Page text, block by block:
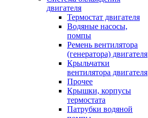
двигателя
Термостат двигателя
Водяные насосы,
помпы
Ремень вентилятора
(генератора) двигателя
Крыльчатки
вентилятора двигателя
Прочее
Крышки, корпусы
термостата
Патрубки водяной